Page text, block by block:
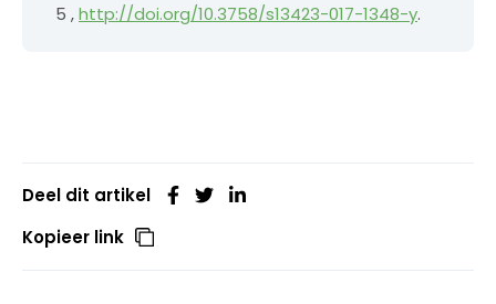
5 ,http://doi.org/10.3758/s13423-017-1348-y.
Deel dit artikel
Kopieer link